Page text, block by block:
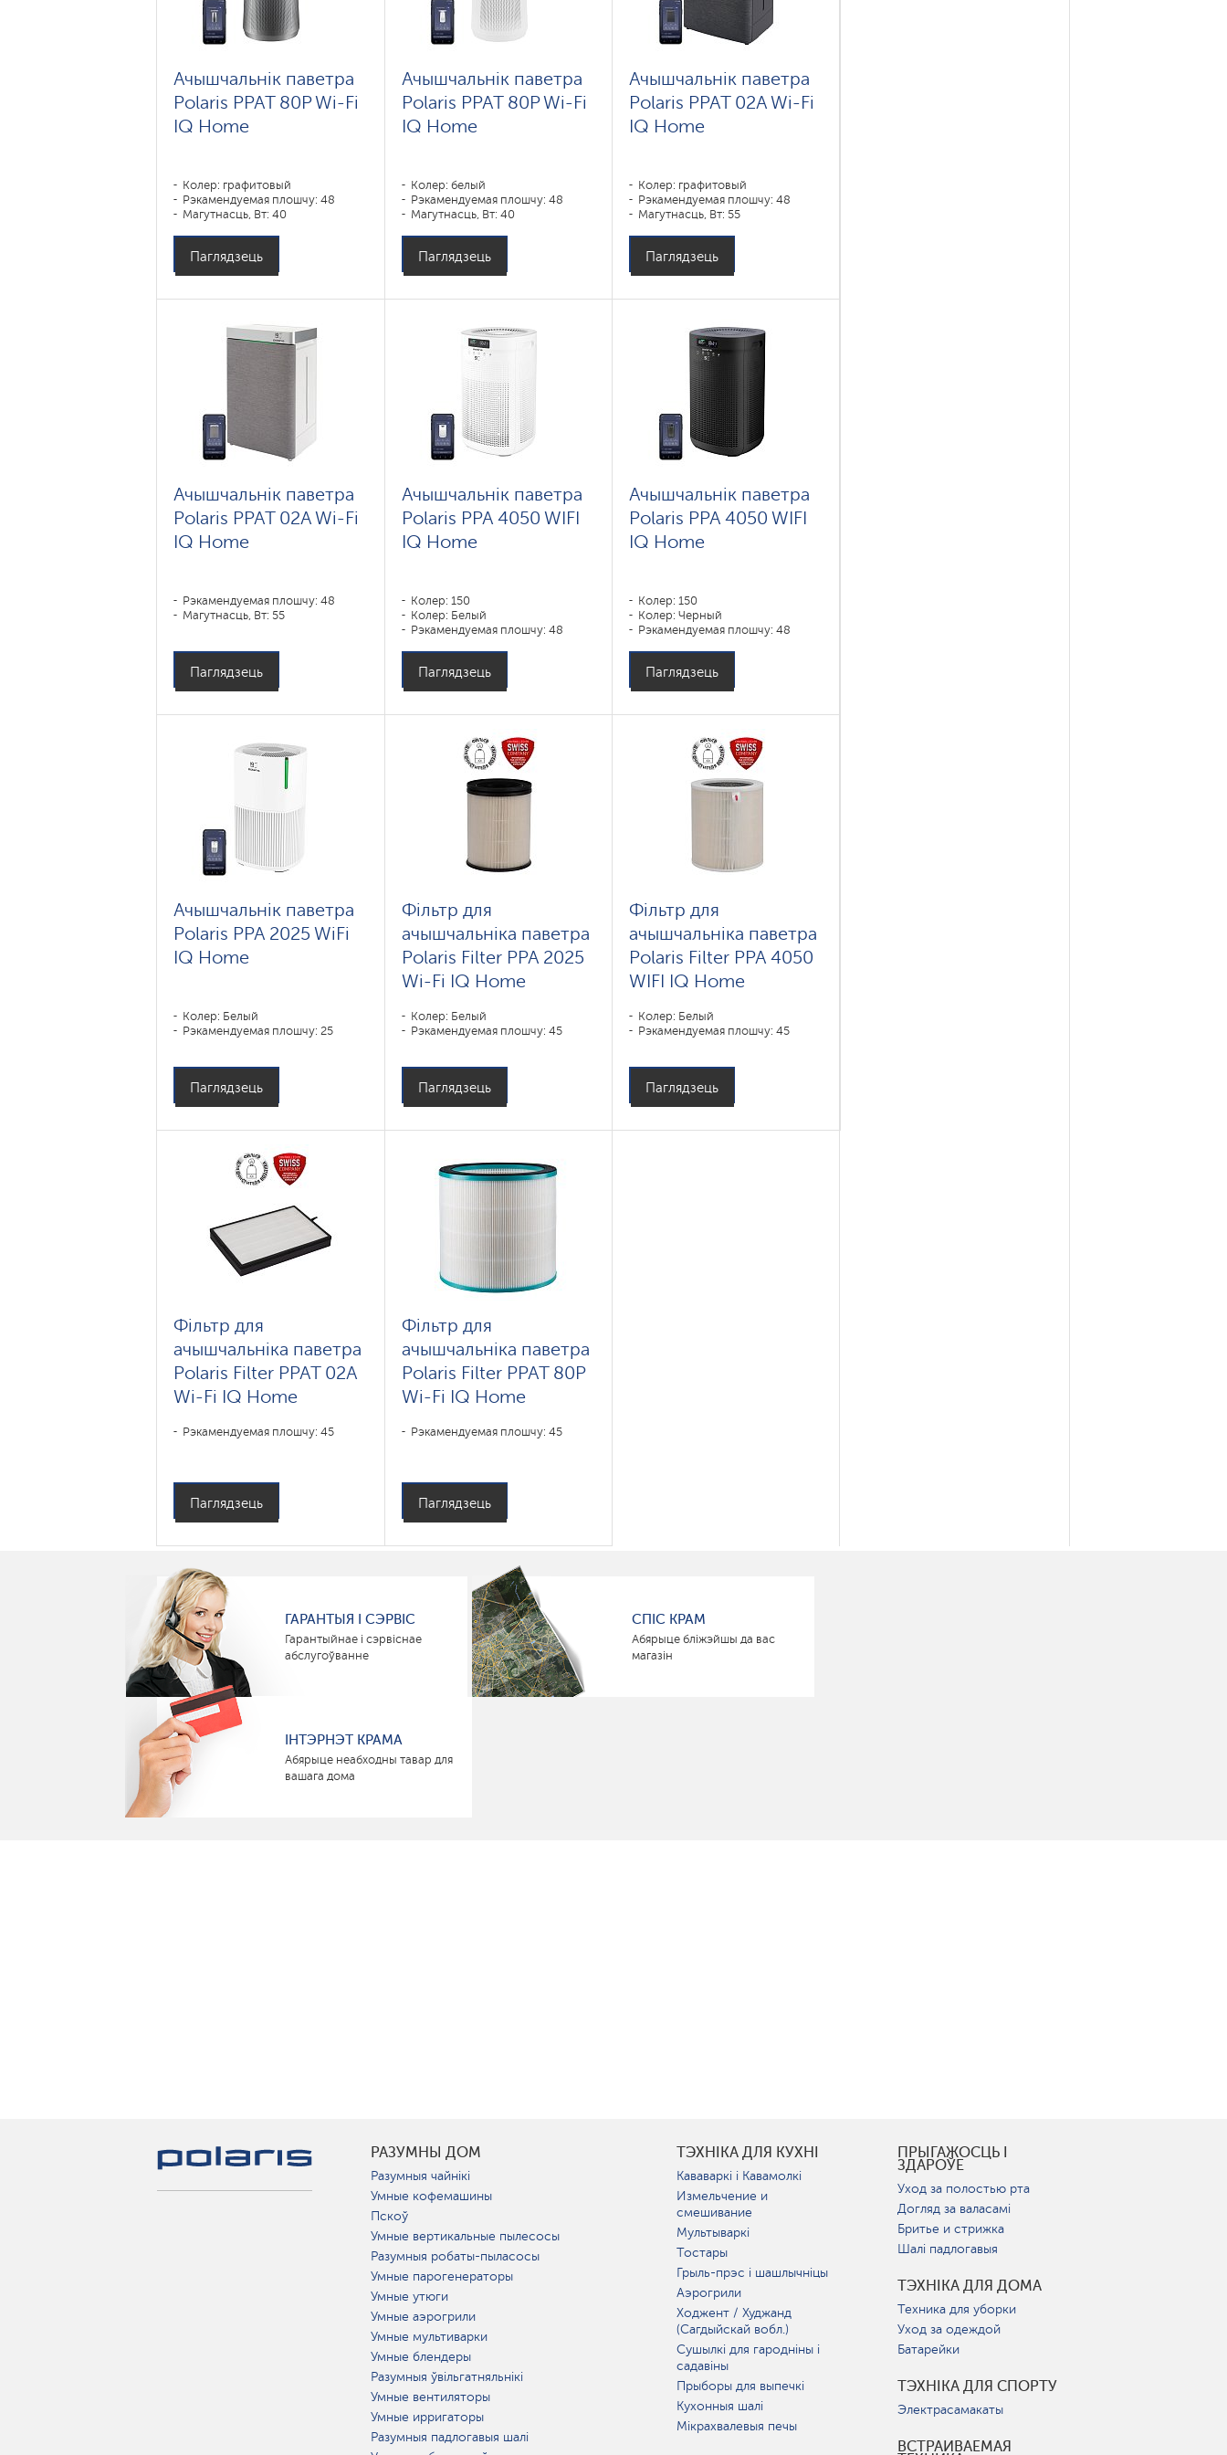
Ачышчальнік паветра
Polaris PPAT 80P Wi-Fi
IQ Home
Колер: графитовый
Рэкамендуемая плошчу: 48
Магутнасць, Вт: 40
Паглядзець
Ачышчальнік паветра
Polaris PPAT 80P Wi-Fi
IQ Home
Колер: белый
Рэкамендуемая плошчу: 48
Магутнасць, Вт: 40
Паглядзець
Ачышчальнік паветра
Polaris PPAT 02A Wi-Fi
IQ Home
Колер: графитовый
Рэкамендуемая плошчу: 48
Магутнасць, Вт: 55
Паглядзець
Ачышчальнік паветра
Polaris PPAT 02A Wi-Fi
IQ Home
Рэкамендуемая плошчу: 48
Магутнасць, Вт: 55
Паглядзець
Ачышчальнік паветра
Polaris PPA 4050 WIFI
IQ Home
Колер: 150
Колер: Белый
Рэкамендуемая плошчу: 48
Паглядзець
Ачышчальнік паветра
Polaris PPA 4050 WIFI
IQ Home
Колер: 150
Колер: Черный
Рэкамендуемая плошчу: 48
Паглядзець
Ачышчальнік паветра
Polaris PPA 2025 WiFi
IQ Home
Колер: Белый
Рэкамендуемая плошчу: 25
Паглядзець
Фільтр для
ачышчальніка паветра
Polaris Filter PPA 2025
Wi-Fi IQ Home
Колер: Белый
Рэкамендуемая плошчу: 45
Паглядзець
Фільтр для
ачышчальніка паветра
Polaris Filter PPA 4050
WIFI IQ Home
Колер: Белый
Рэкамендуемая плошчу: 45
Паглядзець
Фільтр для
ачышчальніка паветра
Polaris Filter PPAT 02A
Wi-Fi IQ Home
Рэкамендуемая плошчу: 45
Паглядзець
Фільтр для
ачышчальніка паветра
Polaris Filter PPAT 80P
Wi-Fi IQ Home
Рэкамендуемая плошчу: 45
Паглядзець
ГАРАНТЫЯ І СЭРВІС
Гарантыйнае і сэрвіснае
абслугоўванне
СПІС КРАМ
Абярыце бліжэйшы да вас
магазін
ІНТЭРНЭТ КРАМА
Абярыце неабходны тавар для
вашага дома
РАЗУМНЫ ДОМ
Разумныя чайнікі
Умные кофемашины
Пскоў
Умные вертикальные пылесосы
Разумныя робаты-пыласосы
Умные парогенераторы
Умные утюги
Умные аэрогрили
Умные мультиварки
Умные блендеры
Разумныя ўвільгатняльнікі
Умные вентиляторы
Умные ирригаторы
Разумныя падлогавыя шалі
ТЭХНІКА ДЛЯ КУХНІ
Кававаркі і Кавамолкі
Измельчение и
смешивание
Мультываркі
Тостары
Грыль-прэс і шашлычніцы
Аэрогрили
Ходжент / Худжанд
(Сагдыйскай вобл.)
Сушылкі для гародніны і
садавіны
Прыборы для выпечкі
Кухонныя шалі
Мікрахвалевыя печы
ПРЫГАЖОСЦЬ І
ЗДАРОЎЕ
Уход за полостью рта
Догляд за валасамі
Бритье и стрижка
Шалі падлогавыя
ТЭХНІКА ДЛЯ ДОМА
Техника для уборки
Уход за одеждой
Батарейки
ТЭХНІКА ДЛЯ СПОРТУ
Электрасамакаты
ВСТРАИВАЕМАЯ